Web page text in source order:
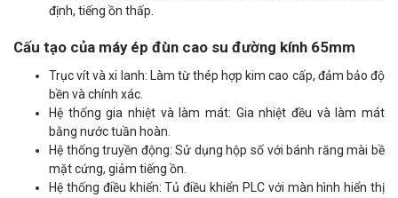
định, tiếng ồn thấp.
Cấu tạo của máy ép đùn cao su đường kính 65mm
Trục vít và xi lanh: Làm từ thép hợp kim cao cấp, đảm bảo độ
bền và chính xác.
Hệ thống gia nhiệt và làm mát: Gia nhiệt đều và làm mát
bằng nước tuần hoàn.
Hệ thống truyền động: Sử dụng hộp số với bánh răng mài bề
mặt cứng, giảm tiếng ồn.
Hệ thống điều khiển: Tủ điều khiển PLC với màn hình hiển thị